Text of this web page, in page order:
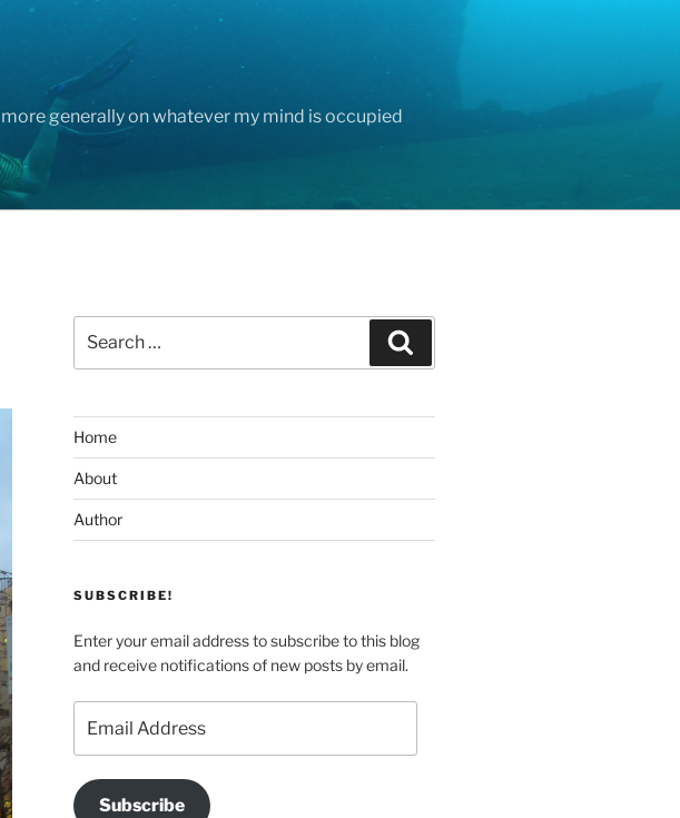
generally on whatever my mind is occupied
for:
Home
About
Author
SUBSCRIBE!
Enter your email address to subscribe to this blog
and receive notifications of new posts by email.
Address
Subscribe